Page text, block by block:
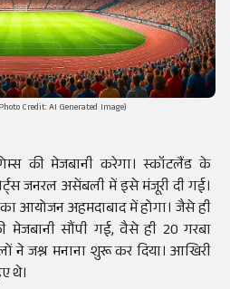
Credit: AI Generated Image)
की मेजबानी करेगा। स्कॉटलैंड के
जनरल असेंबली में इसे मंजूरी दी गई।
आयोजन अहमदाबाद में होगा। जैसे ही
सौंपी गई, वैसे ही 20 गरबा
ने जश्न मनाना शुरू कर दिया। आखिरी
थे।